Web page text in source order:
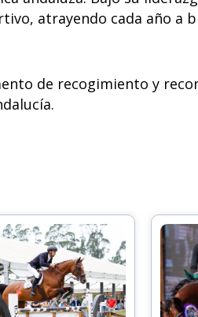
atrayendo cada año a
de recogimiento y